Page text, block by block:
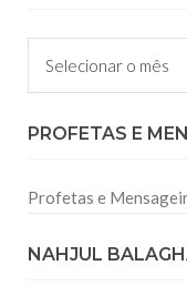
Arquivos
PROFETAS E
Profetas e
NAHJUL